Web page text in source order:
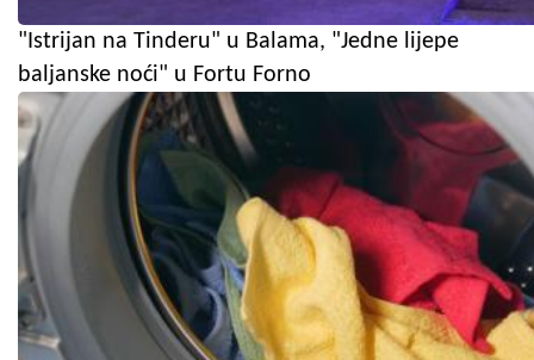
"Istrijan na Tinderu" u Balama, "Jedne lijepe
baljanske noći" u Fortu Forno